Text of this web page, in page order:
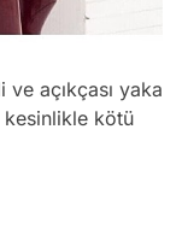
açıkçası yaka
kesinlikle kötü